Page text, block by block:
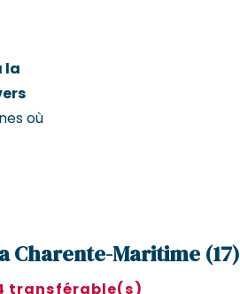
la
où
Charente-Maritime (17)
transférable(s)